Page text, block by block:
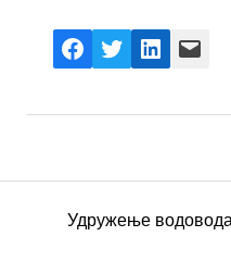
Facebook
X LinkedIn
Mail
Удружење водовода